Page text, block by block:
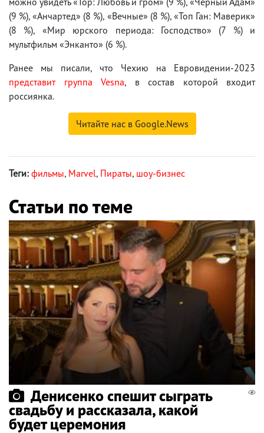
(9 %), «Анчартед» (8 %), «Вечные» (8 %), «Топ Ган: Маверик»
(8 %), «Мир юрского периода: Господство» (7 %) и
мультфильм «Энканто» (6 %).
Ранее мы писали, что Чехию на Евровидении-2023
представит группа Vesna, в состав которой входит
россиянка.
Читайте нас в Google.News
Теги: фильмы, Marvel, Пираты, шоу-бизнес
Статьи по теме
Денисенко спешит сыграть
свадьбу и рассказала, какой
будет церемония